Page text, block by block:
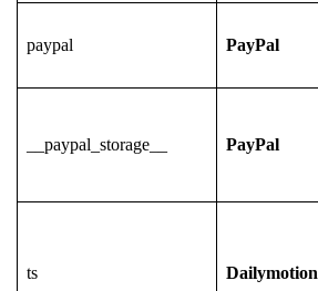
paypal PayPal
__paypal_storage__ PayPal
ts Dailymotion